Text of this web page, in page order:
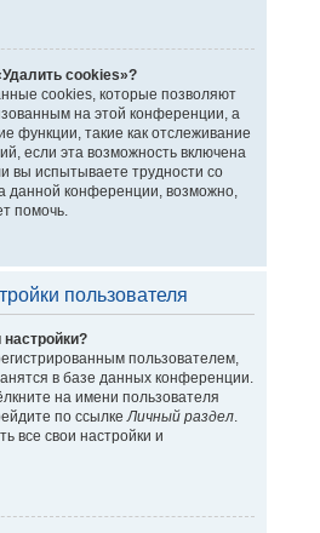
cookies»?
cookies, которые позволяют
на этой конференции, а
функции, такие как отслеживание
если эта возможность включена
вы испытываете трудности со
данной конференции, возможно,
помочь.
пользователя
пользователем,
в базе данных конференции.
на имени пользователя
по ссылкеЛичный раздел.
все свои настройки и